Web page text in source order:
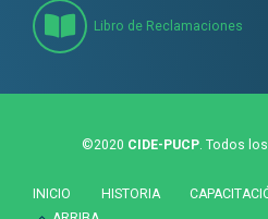
Libro de Reclamaciones
©2020 CIDE-PUCP. Todos
INICIO HISTORIA